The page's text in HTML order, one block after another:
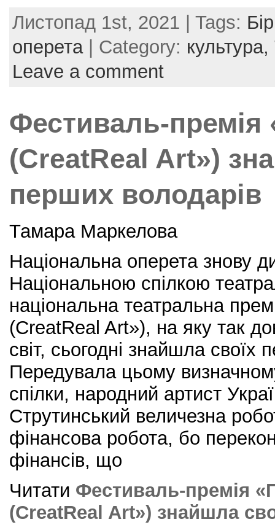
c
e
b
k
itt
er
er
e
st
ai
l
ar
e
Листопад 1st, 2021 | Tags:
оперета| Category: культура,
Leave a comment
Фестиваль-премія
(CreatReal Art»)
перших володарів
Тамара Маркелова
Національна оперета знову
Національною спілкою
національна театральна
(CreatReal Art»), на яку так
світ, сьогодні знайшла своїх
Передувала цьому
спілки, народний артист
Струтинський величезна
фінансова робота, бо
фінансів, що
Читати Фестиваль-премія
(CreatReal Art») знайшла